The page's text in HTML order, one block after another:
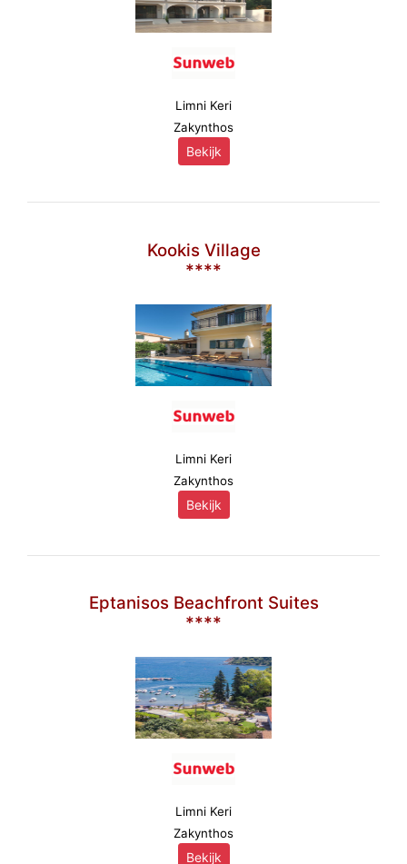
Limni Keri
Zakynthos
Bekijk
Kookis Village
****
Limni Keri
Zakynthos
Bekijk
Eptanisos Beachfront Suites
****
Limni Keri
Zakynthos
Bekijk